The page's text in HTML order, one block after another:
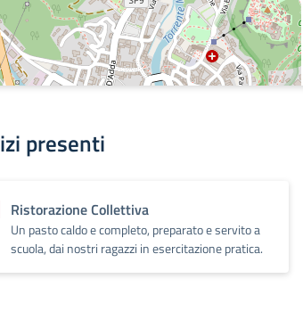
presenti
Ristorazione Collettiva
Un pasto caldo e completo, preparato e servito a
scuola, dai nostri ragazzi in esercitazione pratica.